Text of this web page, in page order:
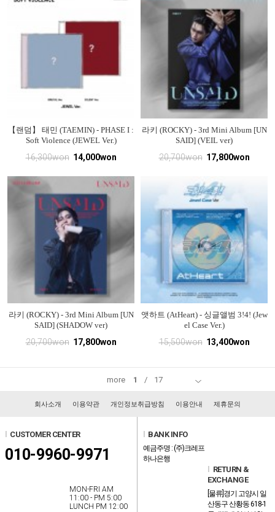
【랜덤】 태민 (TAEMIN) - PHASE I :
Soft Violence (JEWEL Ver.)
16,300won 14,000won
라키 (ROCKY) - 3rd Mini Album [UN
SAID] (VEIL ver)
20,700won 17,800won
라키 (ROCKY) - 3rd Mini Album [UN
SAID] (SHADOW ver)
20,700won 17,800won
앳하트 (AtHeart) - 싱글앨범 3!4! (Jew
el Case Ver.)
15,500won 13,400won
more 1 / 17
회사소개 이용약관 개인정보취급방침 이용안내 제휴문의
CUSTOMER CENTER
010-9960-9971
MON-FRI AM
11:00 - PM 5:00
LUNCH PM 12:00
BANK INFO
예금주명 : (주)크레프
하나은행
RETURN &
EXCHANGE
[물류]경기 고양시 일
산동구 산황동 618-1